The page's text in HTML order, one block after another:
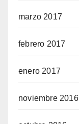
marzo 2017
febrero 2017
enero 2017
noviembre 2016